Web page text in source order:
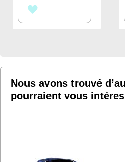
À
D’ENVIE
Nous avons trouvé
pourraient vous